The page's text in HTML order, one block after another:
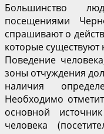
Большинство
посещениями
спрашивают о
которые существуют
Поведение
зоны отчуждения
наличия
Необходимо
основной
человека